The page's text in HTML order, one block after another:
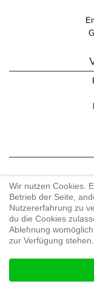
#enduroaustria,
Wir nutzen Cookies.
Betrieb der Seite,
Nutzererfahrung zu
du die Cookies
Ablehnung
zur Verfügung stehen.